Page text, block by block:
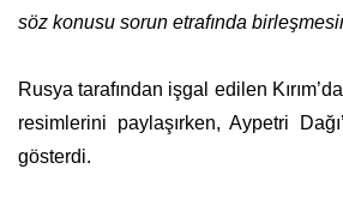
söz konusu sorun etrafında
Rusya tarafından işgal edilen
resimlerini paylaşırken, Aypetri
gösterdi.